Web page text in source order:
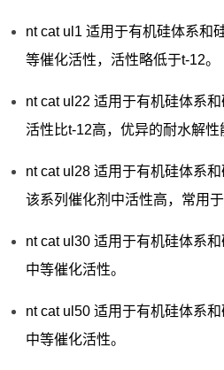
nt cat ul1 适用于有机硅体系和
等催化活性，活性略低于t-12。
nt cat ul22 适用于有机硅体系和
活性比t-12高，优异的耐水解性
nt cat ul28 适用于有机硅体系和
该系列催化剂中活性高，常用于
nt cat ul30 适用于有机硅体系和
中等催化活性。
nt cat ul50 适用于有机硅体系和
中等催化活性。